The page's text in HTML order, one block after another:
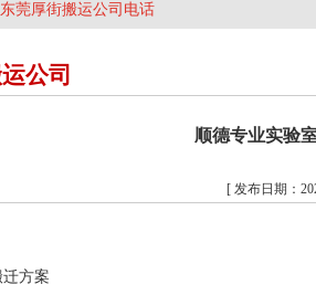
东莞厚街搬运公司电话
公司
顺德专业实验
[ 发布日期：
方案